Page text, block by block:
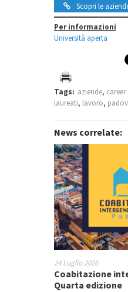
Scopri le
Per informazioni
Università aperta
Tags: aziende, career
laureati, lavoro,
News correlate:
24 Luglio 2026
Coabitazione
Quarta edizione